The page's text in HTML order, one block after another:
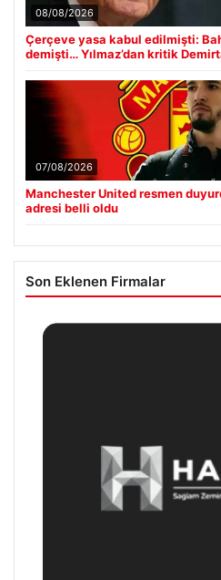
08/08/2026
Çerçeve yasa kabul edilmişti:
demişti… Yılmaz’dan kritik
07/08/2026
Manchester United resmen
adresi belli oldu
Son Eklenen Firmalar